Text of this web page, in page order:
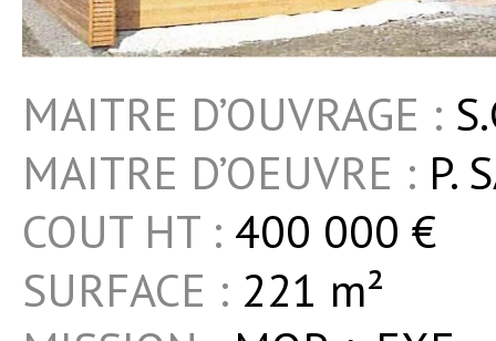
MAITRE D’OUVRAGE :
MAITRE D’OEUVRE : P.
COUT HT : 400 000 €
SURFACE : 221 m²